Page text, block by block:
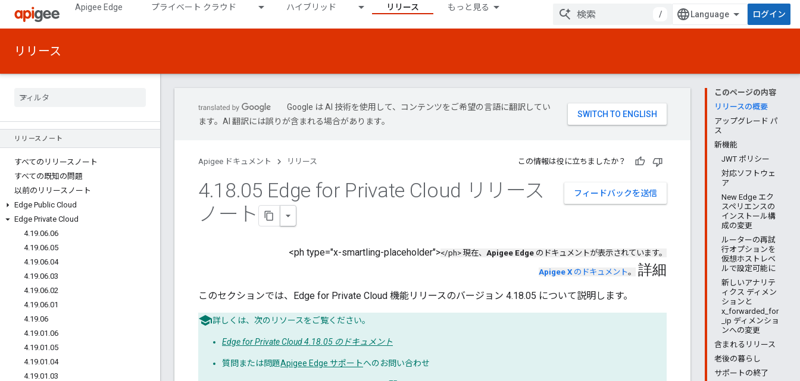
Apigee Edge プライベート クラウド ハイブリッド リリース もっと見る
/ ログイン
リリース
リリースノート
すべてのリリースノート
すべての既知の問題
以前のリリースノート
Edge Public Cloud
Edge Private Cloud
4.19.06.06
4.19.06.05
4.19.06.04
4.19.06.03
4.19.06.02
4.19.06.01
4.19.06
4.19.01 .06
4.19.01 .05
4.19.01 .04
4.19.01 .03
このページの内容
リリースの概要
アップグレード パ
ス
新機能
JWT ポリシー
対応ソフトウェ
ア
New Edge エク
スペリエンスの
インストール構
成の変更
ルーターの再試
行オプションを
仮想ホストレベ
ルで設定可能に
新しいアナリテ
ィクス ディメン
ションと
x_forwarded_for
_ip ディメンショ
ンへの変更
含まれるリリース
老後の暮らし
サポートの終了
Google は AI 技術を使用して、コンテンツをご希望の言語に翻訳してい
ます。AI 翻訳には誤りが含まれる場合があります。
Apigee ドキュメント リリース この情報は役に立ちましたか？
フィードバックを送信
4.18.05 Edge for Private Cloud リリース
ノート
<ph type="x-smartling-placeholder"></ph> 現在、 Apigee Edge のドキュメントが表示されています。
Apigee X のドキュメント。 詳細
このセクションでは、Edge for Private Cloud 機能リリースのバージョン 4.18.05 について説明します。
詳しくは、次のリソースをご覧ください。
Edge for Private Cloud 4.18.05 のドキュメント
質問または問題Apigee Edge サポートへのお問い合わせ